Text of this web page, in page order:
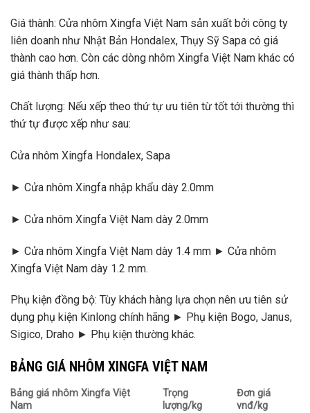
Giá thành: Cửa nhôm Xingfa Việt Nam sản xuất bởi công ty
liên doanh như Nhật Bản Hondalex, Thụy Sỹ Sapa có giá
thành cao hơn. Còn các dòng nhôm Xingfa Việt Nam khác có
giá thành thấp hơn.
Chất lượng: Nếu xếp theo thứ tự ưu tiên từ tốt tới thường thì
thứ tự được xếp như sau:
Cửa nhôm Xingfa Hondalex, Sapa
► Cửa nhôm Xingfa nhập khẩu dày 2.0mm
► Cửa nhôm Xingfa Việt Nam dày 2.0mm
► Cửa nhôm Xingfa Việt Nam dày 1.4 mm ► Cửa nhôm
Xingfa Việt Nam dày 1.2 mm.
Phụ kiện đồng bộ: Tùy khách hàng lựa chọn nên ưu tiên sử
dụng phụ kiện Kinlong chính hãng ► Phụ kiện Bogo, Janus,
Sigico, Draho ► Phụ kiện thường khác.
BẢNG GIÁ NHÔM XINGFA VIỆT NAM
Bảng giá nhôm Xingfa Việt
Nam
Trọng
lượng/kg
Đơn giá
vnđ/kg